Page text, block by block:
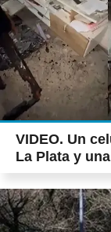
VIDEO. Un
La Plata y